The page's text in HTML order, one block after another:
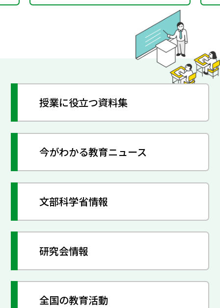
授業に役立つ資料集
今がわかる教育ニュース
文部科学省情報
研究会情報
全国の教育活動